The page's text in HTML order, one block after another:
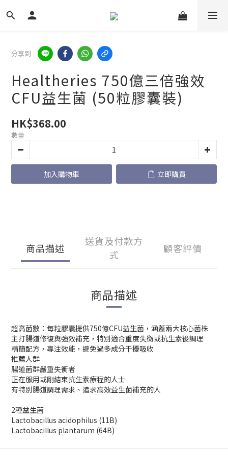
分享到
Healtheries 750億三倍強效
CFU益生菌 (50粒膠囊裝)
HK$368.00
數量
加入購物車 立即購買
商品描述
送貨及付款方
式
顧客評價
商品描述
超高菌數：每粒膠囊提供750億CFU益生菌，涵蓋兩大核心菌株
主打腸道修復與強效補充，特別適合重度失衡或抗生素後調理
精簡配方，專注效能，避免過多成分干擾吸收
推薦人群
腸道菌群嚴重失衡者
正在服用或剛結束抗生素療程的人士
有特別腸道調理需求、追求高效益生菌補充的人
2種益生菌
Lactobacillus acidophilus (11B)
Lactobacillus plantarum (64B)